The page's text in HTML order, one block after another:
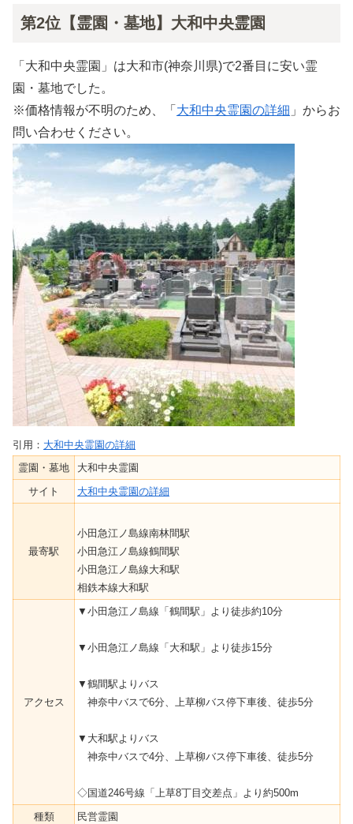
第2位【霊園・墓地】大和中央霊園
「大和中央霊園」は大和市(神奈川県)で2番目に安い霊
園・墓地でした。
※価格情報が不明のため、「 大和中央霊園の詳細 」からお
問い合わせください。
引用： 大和中央霊園の詳細
霊園・墓地
大和中央霊園
サイト
大和中央霊園の詳細
最寄駅
小田急江ノ島線南林間駅
小田急江ノ島線鶴間駅
小田急江ノ島線大和駅
相鉄本線大和駅
アクセス
▼小田急江ノ島線「鶴間駅」より徒歩約10分
▼小田急江ノ島線「大和駅」より徒歩15分
▼鶴間駅よりバス
神奈中バスで6分、上草柳バス停下車後、徒歩5分
▼大和駅よりバス
神奈中バスで4分、上草柳バス停下車後、徒歩5分
◇国道246号線「上草8丁目交差点」より約500m
種類
民営霊園